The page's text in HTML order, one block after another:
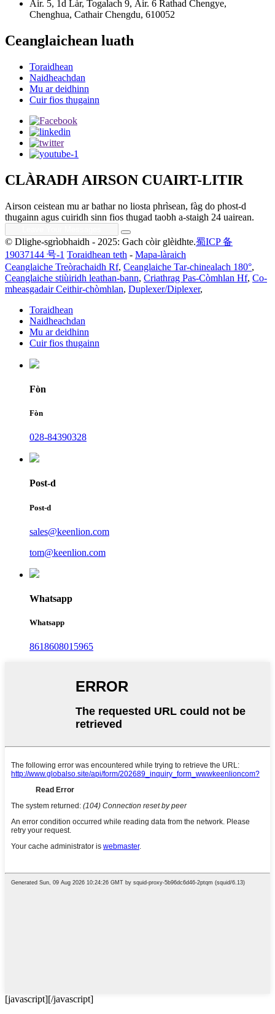
Àir. 5, 1d Làr, Togalach 9, Àir. 6 Rathad Chengye,
Chenghua, Cathair Chengdu, 610052
Ceanglaichean luath
Toraidhean
Naidheachdan
Mu ar deidhinn
Cuir fios thugainn
CLÀRADH AIRSON CUAIRT-LITIR
Airson ceistean mu ar bathar no liosta phrìsean, fàg do phost-d
thugainn agus cuiridh sinn fios thugad taobh a-staigh 24 uairean.
© Dlighe-sgrìobhaidh - 2025: Gach còir glèidhte.蜀ICP 备
19037144 号-1 Toraidhean teth - Mapa-làraich
Ceanglaiche Treòrachaidh Rf, Ceanglaiche Tar-chinealach 180°,
Ceanglaiche stiùiridh leathan-bann, Criathrag Pas-Còmhlan Hf, Co-
mheasgadair Ceithir-chòmhlan, Duplexer/Diplexer,
Toraidhean
Naidheachdan
Mu ar deidhinn
Cuir fios thugainn
Fòn
Fòn
028-84390328
Post-d
Post-d
sales@keenlion.com
tom@keenlion.com
Whatsapp
Whatsapp
8618608015965
[javascript][/javascript]